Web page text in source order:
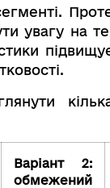
увагу на
Варіант 2:
обмежений